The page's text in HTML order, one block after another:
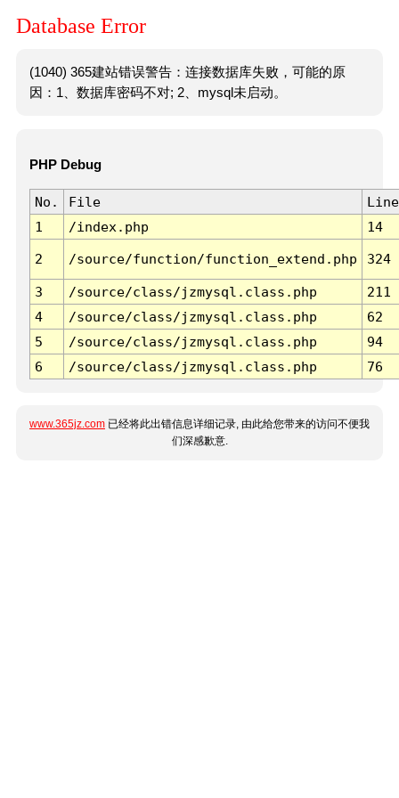
Database Error
(1040) 365建站错误警告：连接数据库失败，可能的原
因：1、数据库密码不对; 2、mysql未启动。
PHP Debug
No. File
Line
1
/index.php 14
2 /source/function/function_extend.php 324
3 /source/class/jzmysql.class.php
211
4
/source/class/jzmysql.class.php
62
5
/source/class/jzmysql.class.php
94
6
/source/class/jzmysql.class.php 76
www.365jz.com 已经将此出错信息详细记录, 由此给您带来的访问不便我
们深感歉意.